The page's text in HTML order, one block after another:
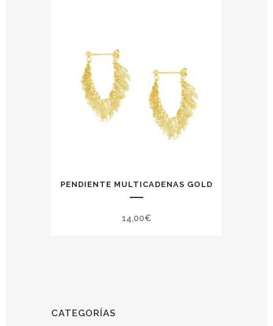
PENDIENTE MULTICADENAS GOLD
14,00€
CATEGORÍAS